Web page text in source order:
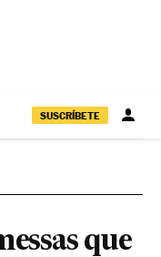
SUSCRÍBETE
que